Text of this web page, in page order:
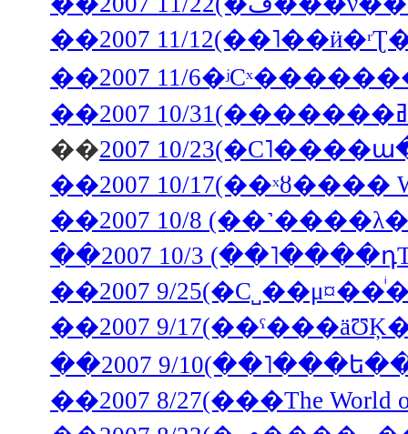
��2007 11/
��2007 10/
��2007 10/17(��ˣȣ����
��2007 10/3
��2007 9/
��2007 9/
��2007 9/
��2007 8/27(���The